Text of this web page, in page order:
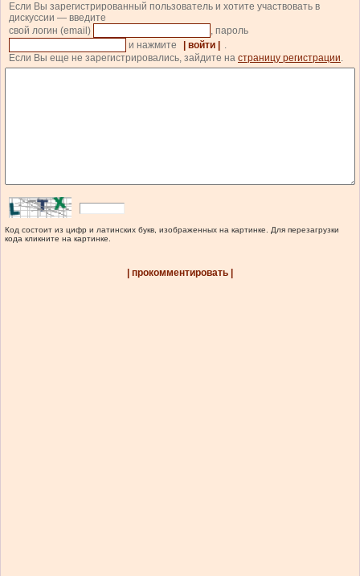
Если Вы зарегистрированный пользователь и хотите участвовать в
дискуссии — введите
свой логин (email)
, пароль
и нажмите
| войти |
.
Если Вы еще не зарегистрировались, зайдите на страницу регистрации.
Код состоит из цифр и латинских букв, изображенных на картинке. Для перезагрузки
кода кликните на картинке.
| прокомментировать |